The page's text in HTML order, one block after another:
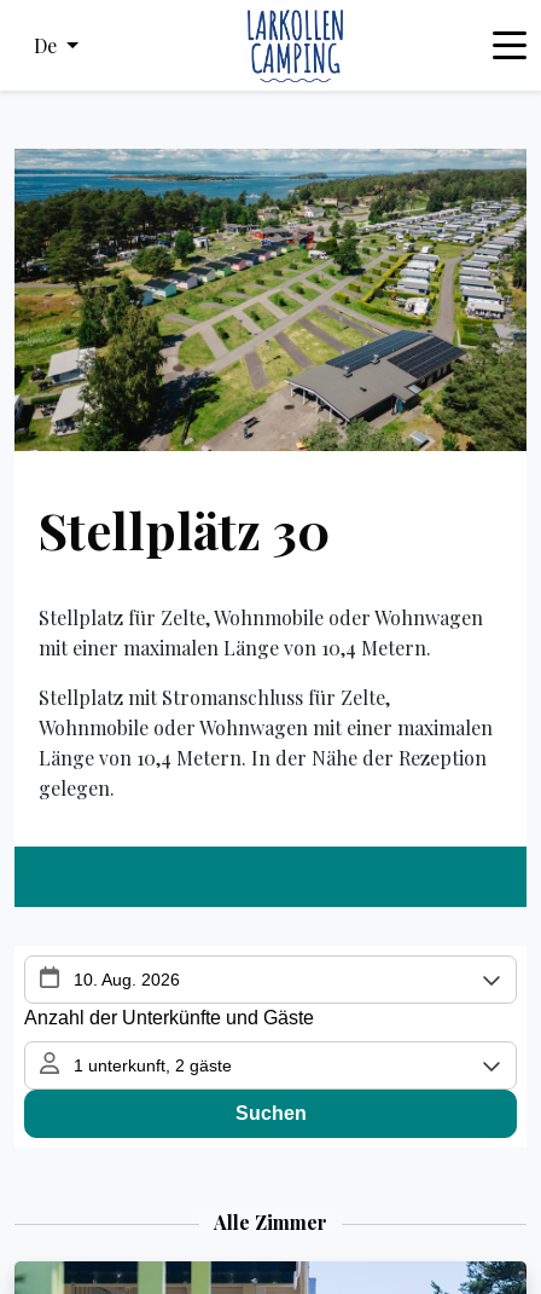
De
Stellplätz 30
Stellplatz für Zelte, Wohnmobile oder Wohnwagen
mit einer maximalen Länge von 10,4 Metern.
Stellplatz mit Stromanschluss für Zelte,
Wohnmobile oder Wohnwagen mit einer maximalen
Länge von 10,4 Metern. In der Nähe der Rezeption
gelegen.
Alle Zimmer